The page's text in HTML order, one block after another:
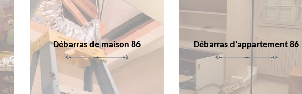
Débarras de maison 86 Débarras d'appartement 86